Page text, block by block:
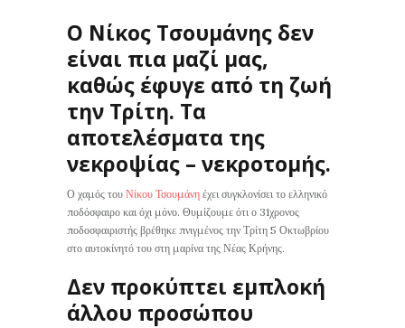
Ο Νίκος Τσουμάνης δεν
είναι πια μαζί μας,
καθώς έφυγε από τη ζωή
την Τρίτη. Τα
αποτελέσματα της
νεκροψίας – νεκροτομής.
Ο χαμός του Νίκου Τσουμάνη έχει συγκλονίσει το ελληνικό
ποδόσφαιρο και όχι μόνο. Θυμίζουμε ότι ο 31χρονος
ποδοσφαιριστής βρέθηκε πνιγμένος την Τρίτη 5 Οκτωβρίου
στο αυτοκίνητό του στη μαρίνα της Νέας Κρήνης.
Δεν προκύπτει εμπλοκή
άλλου προσώπου